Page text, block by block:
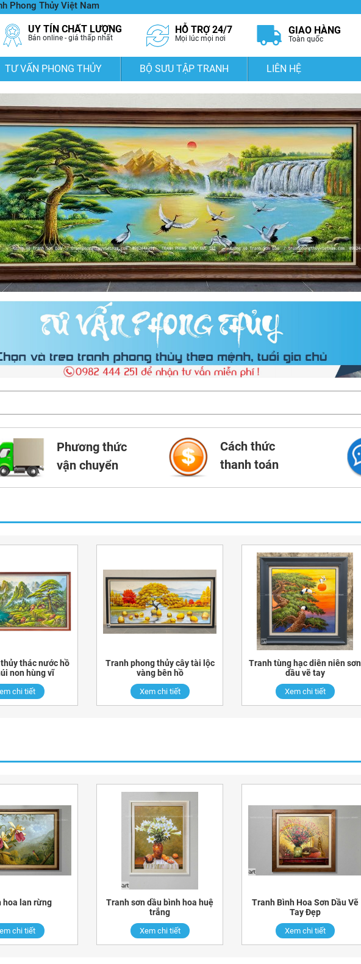
Phong Thủy Việt Nam
UY TÍN CHẤT LƯỢNG
Bán online - giá thấp nhất
HỖ TRỢ 24/7
Mọi lúc mọi nơi
GIAO HÀNG
Toàn quốc
TƯ VẤN PHONG THỦY BỘ SƯU TẬP TRANH LIÊN HỆ
Phương thức
vận chuyển
Cách thức
thanh toán
thác nước hồ
non hùng vĩ
chi tiết
Tranh phong thủy cây tài lộc
vàng bên hồ
Xem chi tiết
Tranh tùng hạc diên niên sơn
dầu vẽ tay
Xem chi tiết
hoa lan rừng
chi tiết
Tranh sơn dầu bình hoa huệ
trắng
Xem chi tiết
Tranh Bình Hoa Sơn Dầu Vẽ
Tay Đẹp
Xem chi tiết